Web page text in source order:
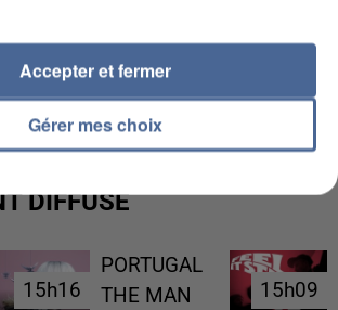
SUPPOSÉS DE LA DZ
EN ALGÉRIE
DIFFUSÉ
15h16
15h16
PORTUGAL
THE MAN
15h09
15h09
Gérer mes choix
Accepter et fermer